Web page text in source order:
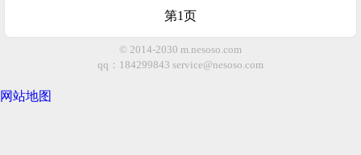
第1页
© 2014-2030 m.nesoso.com
qq：184299843 service@nesoso.com
网站地图